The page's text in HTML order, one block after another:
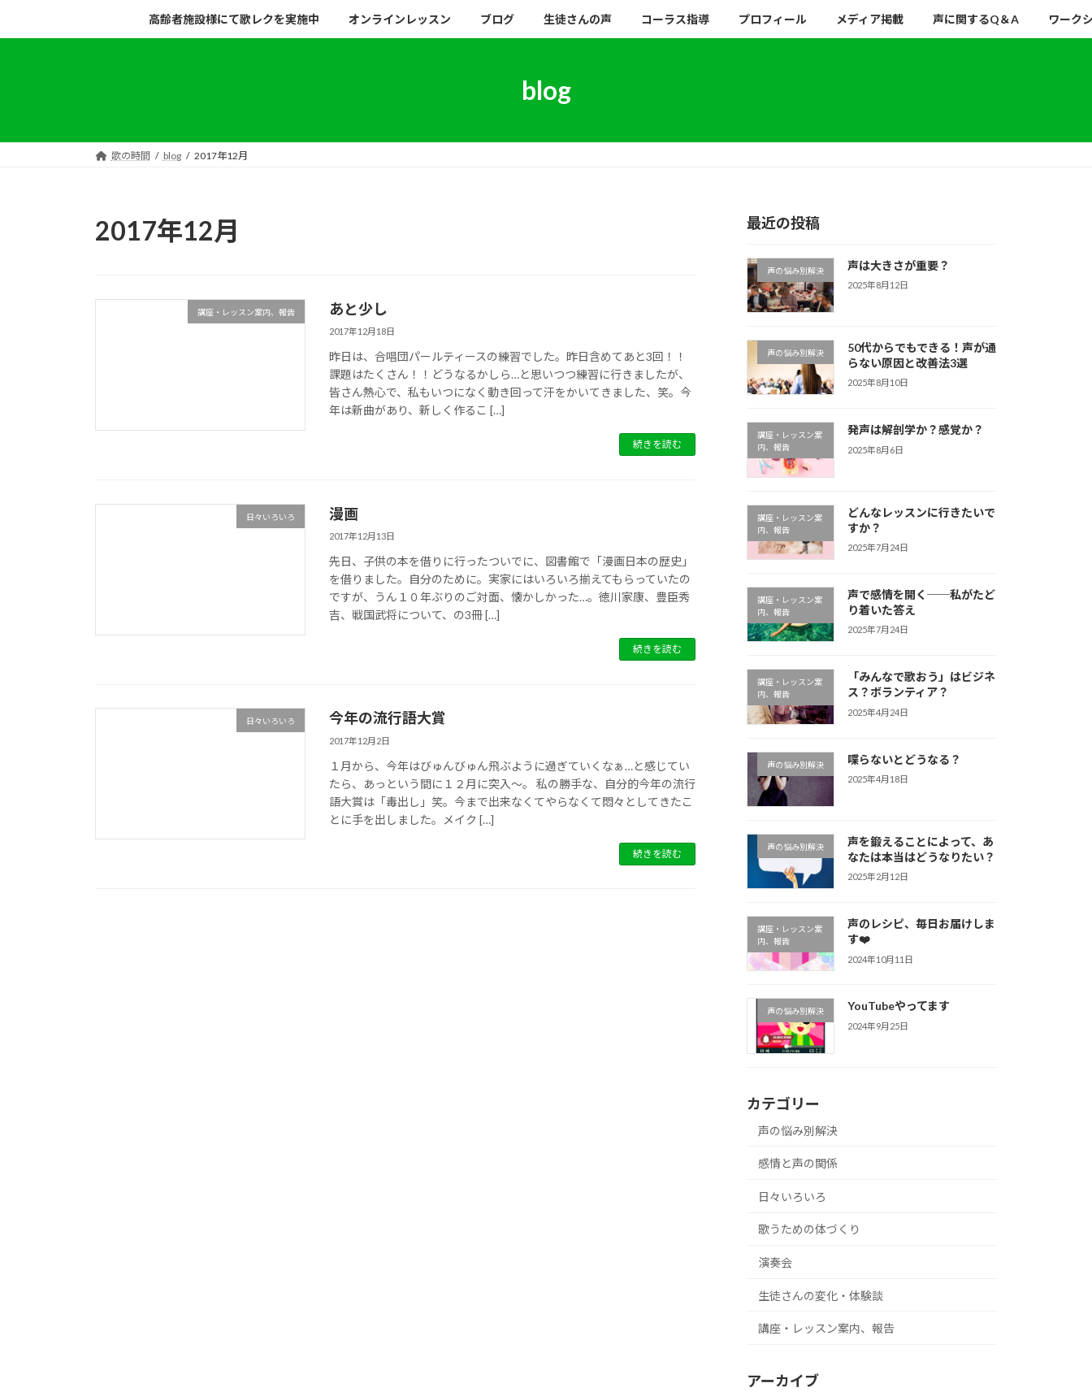
キ
に
高齢者施設様にて歌レクを実施中 オンラインレッスン ブログ 生徒さんの声 コーラス指導 プロフィール メディア掲載 声に関するQ＆A ワーク
blog
歌の時間 blog 2017年12月
2017年12月
講座・レッスン案内、報告 あと少し
2017年12月18日
昨日は、合唱団パールティースの練習でした。昨日含めてあと3回！！
課題はたくさん！！どうなるかしら…と思いつつ練習に行きましたが、
皆さん熱心で、私もいつになく動き回って汗をかいてきました、笑。今
年は新曲があり、新しく作るこ […]
続きを読む
日々いろいろ 漫画
2017年12月13日
先日、子供の本を借りに行ったついでに、図書館で「漫画日本の歴史」
を借りました。自分のために。実家にはいろいろ揃えてもらっていたの
ですが、うん１０年ぶりのご対面、懐かしかった…。徳川家康、豊臣秀
吉、戦国武将について、の3冊 […]
続きを読む
日々いろいろ 今年の流行語大賞
2017年12月2日
１月から、今年はびゅんびゅん飛ぶように過ぎていくなぁ…と感じてい
たら、あっという間に１２月に突入〜。 私の勝手な、自分的今年の流行
語大賞は「毒出し」笑。今まで出来なくてやらなくて悶々としてきたこ
とに手を出しました。メイク […]
続きを読む
最近の投稿
声の悩み別解決 声は大きさが重要？
2025年8月12日
声の悩み別解決
50代からでもできる！声が通
らない原因と改善法3選
2025年8月10日
講座・レッスン案
内、報告
発声は解剖学か？感覚か？
2025年8月6日
講座・レッスン案
内、報告
どんなレッスンに行きたいで
すか？
2025年7月24日
講座・レッスン案
内、報告
声で感情を開く──私がたど
り着いた答え
2025年7月24日
講座・レッスン案
内、報告
「みんなで歌おう」はビジネ
ス？ボランティア？
2025年4月24日
声の悩み別解決 喋らないとどうなる？
2025年4月18日
声の悩み別解決
声を鍛えることによって、あ
なたは本当はどうなりたい？
2025年2月12日
講座・レッスン案
内、報告
声のレシピ、毎日お届けしま
す❤️
2024年10月11日
声の悩み別解決 YouTubeやってます
2024年9月25日
カテゴリー
声の悩み別解決
感情と声の関係
日々いろいろ
歌うための体づくり
演奏会
生徒さんの変化・体験談
講座・レッスン案内、報告
アーカイブ